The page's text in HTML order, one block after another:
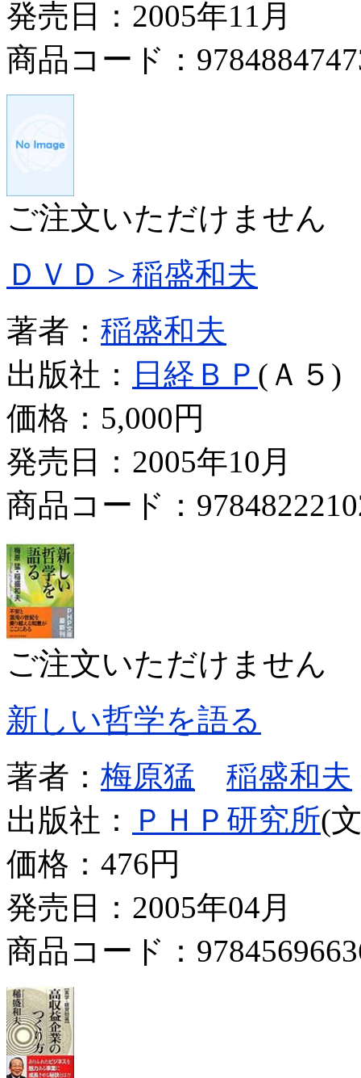
発売日：2005年11月
商品コード：
ご注文いただけません
ＤＶＤ＞稲盛和夫
著者： 稲盛和夫
出版社：
日経ＢＰ (Ａ５)
価格： 5,000円
発売日：2005年10月
商品コード：
ご注文いただけません
新しい哲学を語る
著者： 梅原猛
稲盛和夫
出版社：
ＰＨＰ研究所(
価格： 476円
発売日：2005年04月
商品コード：